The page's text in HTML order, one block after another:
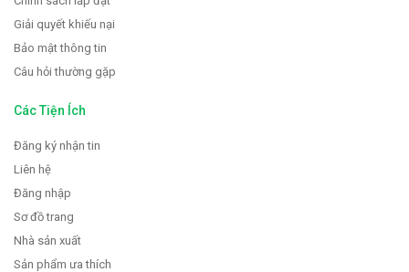
Giải quyết khiếu nại
Bảo mật thông tin
Câu hỏi thường gặp
Các Tiện Ích
Đăng ký nhận tin
Liên hệ
Đăng nhập
Sơ đồ trang
Nhà sản xuất
Sản phẩm ưa thích